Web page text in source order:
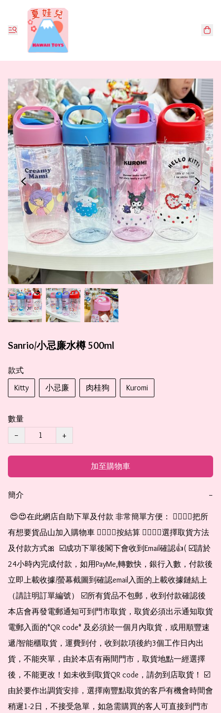
Sanrio/小忌廉水樽 500ml
款式
Kitty
小忌廉 肉桂狗 Kuromi
數量
−
+
加至購物車
簡介 −
有想要貨品山加入購物車 👉🏻👉🏻按結算 👉🏻👉🏻選擇取貨方法
及付款方式🎀  ☑️成功下單後閣下會收到Email確認👍( ☑️請於
24小時內完成付款，如用PayMe,轉數快，銀行入數，付款後
立即上載收據/螢幕截圖到確認email入面的上載收據鏈結上
（請註明訂單編號） ☑️所有貨品不包郵，收到付款確認後
本店會再發電郵通知可到門市取貨，取貨必須出示通知取貨
電郵入面的*QR code* 及必須於一個月內取貨，或用順豐速
遞/智能櫃取貨，運費到付，收到款項後約3個工作日內出
貨，不能夾單，由於本店有兩間門市，取貨地點一經選擇
後，不能更改！如未收到取貨QR code，請勿到店取貨！ ☑️
由於要作出調貨安排，選擇南豐點取貨的客戶有機會時間會
稍遲1-2日，不接受急單，如急需購買的客人可直接到門市